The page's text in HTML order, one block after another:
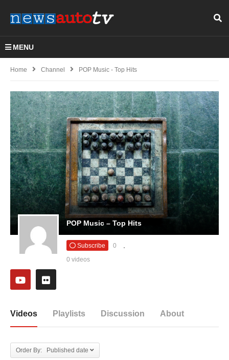
MENU
Home Channel POP Music - Top Hits
POP Music – Top Hits
Subscribe
0
0 videos
Videos Playlists Discussion About
Order By: Published date